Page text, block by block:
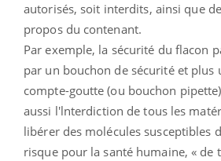
autorisés, soit interdits, ainsi que
propos du contenant.
Par exemple, la sécurité du flacon
par un bouchon de sécurité et plus
compte-goutte (ou bouchon
aussi l'lnterdiction de tous les
libérer des molécules susceptibles
risque pour la santé humaine, « de